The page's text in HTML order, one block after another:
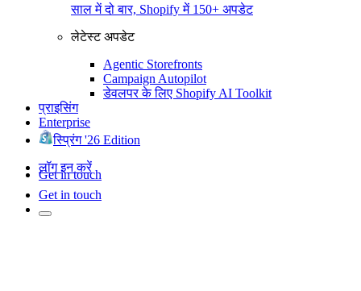
साल में दो बार, Shopify में 150+ अपडेट
लेटेस्ट अपडेट
Agentic Storefronts
Campaign Autopilot
डेवलपर के लिए Shopify AI Toolkit
प्राइसिंग
Enterprise
स्प्रिंग '26 Edition
लॉग इन करें
Get in touch
Get in touch